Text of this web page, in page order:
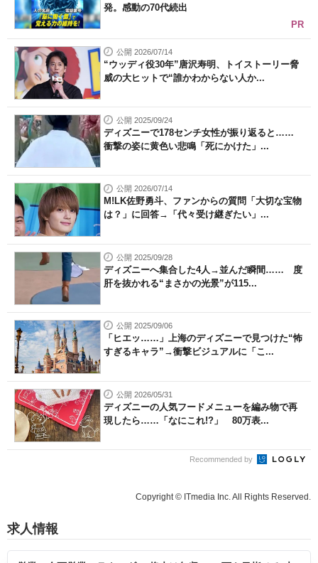
発。感動の70代続出
PR
公開 2026/07/14
“ウッディ役30年”唐沢寿明、トイストーリー脅
威の大ヒットで“誰かわからない人か...
公開 2025/09/24
ディズニーで178センチ女性が振り返ると……
衝撃の姿に黄色い悲鳴「死にかけた」...
公開 2026/07/14
M!LK佐野勇斗、ファンからの質問「大切な宝物
は？」に回答→「代々受け継ぎたい」...
公開 2025/09/28
ディズニーへ集合した4人→並んだ瞬間…… 度
肝を抜かれる“まさかの光景”が115...
公開 2025/09/06
「ヒエッ……」上海のディズニーで見つけた“怖
すぎるキャラ”→衝撃ビジュアルに「こ...
公開 2026/05/31
ディズニーの人気フードメニューを編み物で再
現したら……「なにこれ!?」 80万表...
Recommended by
Copyright © ITmedia Inc. All Rights Reserved.
求人情報